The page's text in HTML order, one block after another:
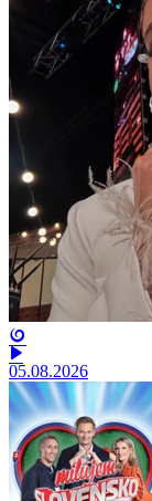
05.08.2026